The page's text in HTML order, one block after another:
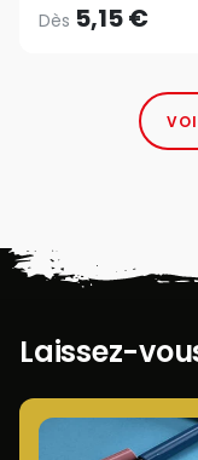
Dès 5,15 €
Laissez-